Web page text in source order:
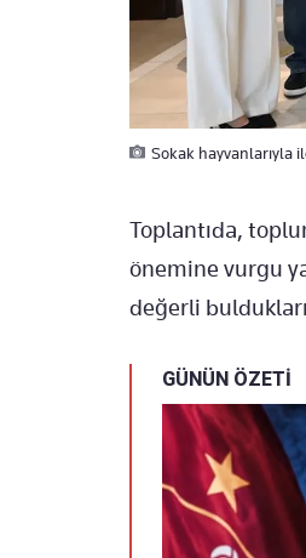
Sokak hayvanlarıyla
Toplantıda,
önemine vurgu
değerli
GÜNÜN ÖZETİ